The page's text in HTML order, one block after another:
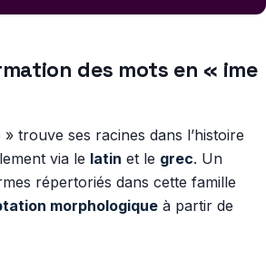
des mots en « ime
trouve ses racines dans l’histoire
via le latin et le grec. Un
répertoriés dans cette famille
morphologique à partir de